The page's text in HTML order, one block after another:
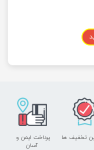
پرداخت ایمن و ​​​​​​​
آسان
تخفیف ها